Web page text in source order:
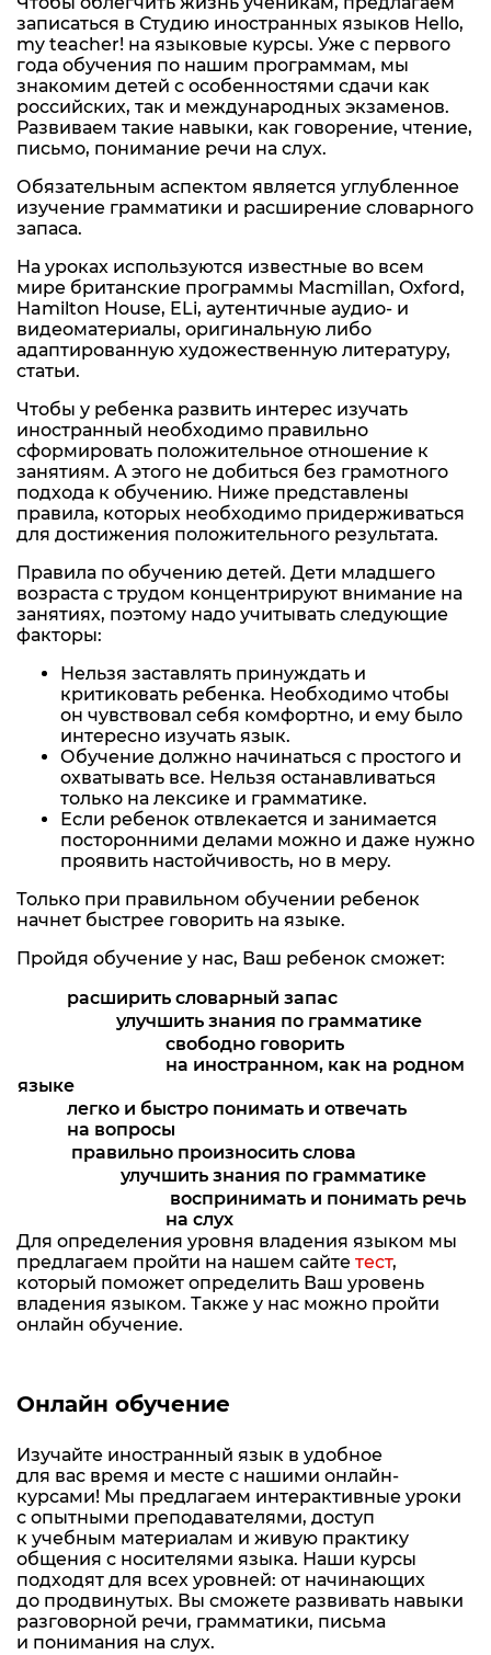
записаться в Студию иностранных языков Hello,
my teacher! на языковые курсы. Уже с первого
года обучения по нашим программам, мы
знакомим детей с особенностями сдачи как
российских, так и международных экзаменов.
Развиваем такие навыки, как говорение, чтение,
письмо, понимание речи на слух.
Обязательным аспектом является углубленное
изучение грамматики и расширение словарного
запаса.
На уроках используются известные во всем
мире британские программы Macmillan, Oxford,
Hamilton House, ELi, аутентичные аудио- и
видеоматериалы, оригинальную либо
адаптированную художественную литературу,
статьи.
Чтобы у ребенка развить интерес изучать
иностранный необходимо правильно
сформировать положительное отношение к
занятиям. А этого не добиться без грамотного
подхода к обучению. Ниже представлены
правила, которых необходимо придерживаться
для достижения положительного результата.
Правила по обучению детей. Дети младшего
возраста с трудом концентрируют внимание на
занятиях, поэтому надо учитывать следующие
факторы:
Нельзя заставлять принуждать и
критиковать ребенка. Необходимо чтобы
он чувствовал себя комфортно, и ему было
интересно изучать язык.
Обучение должно начинаться с простого и
охватывать все. Нельзя останавливаться
только на лексике и грамматике.
Если ребенок отвлекается и занимается
посторонними делами можно и даже нужно
проявить настойчивость, но в меру.
Только при правильном обучении ребенок
начнет быстрее говорить на языке.
Пройдя обучение у нас, Ваш ребенок сможет:
расширить словарный запас
улучшить знания по грамматике
свободно говорить
на иностранном, как на родном
языке
легко и быстро понимать и отвечать
на вопросы
правильно произносить слова
улучшить знания по грамматике
воспринимать и понимать речь
на слух
Для определения уровня владения языком мы
предлагаем пройти на нашем сайте тест,
который поможет определить Ваш уровень
владения языком. Также у нас можно пройти
онлайн обучение.
Онлайн обучение
Изучайте иностранный язык в удобное
для вас время и месте с нашими онлайн-
курсами! Мы предлагаем интерактивные уроки
с опытными преподавателями, доступ
к учебным материалам и живую практику
общения с носителями языка. Наши курсы
подходят для всех уровней: от начинающих
до продвинутых. Вы сможете развивать навыки
разговорной речи, грамматики, письма
и понимания на слух.